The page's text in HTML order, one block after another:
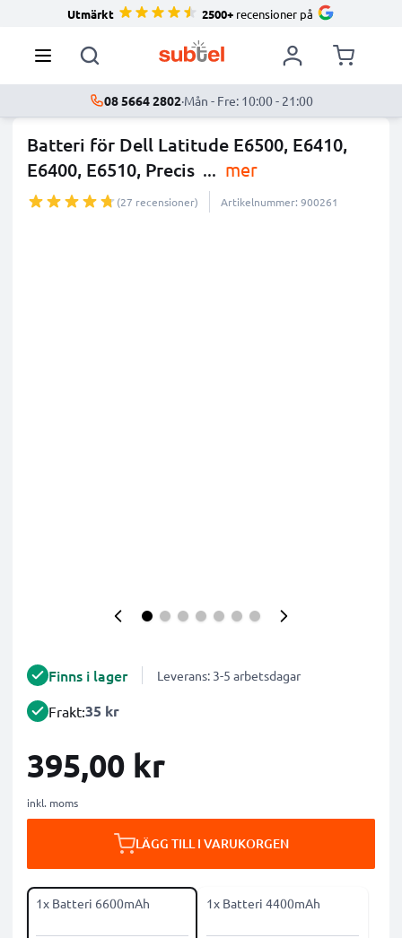
Utmärkt 2500+ recensioner på
08 5664 2802·Mån - Fre: 10:00 - 21:00
Batteri för Dell Latitude E6500, E6410,
E6400, E6510, Precis ... mer
(27 recensioner) Artikelnummer: 900261
Finns i lager Leverans: 3-5 arbetsdagar
Frakt:35 kr
395,00 kr
inkl. moms
LÄGG TILL I VARUKORGEN
1x Batteri 6600mAh 1x Batteri 4400mAh